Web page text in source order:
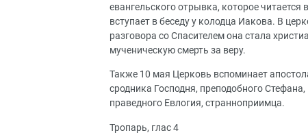
евангельского отрывка, которое
вступает в беседу у колодца Иакова. В
разговора со Спасителем она стала
мученическую смерть за веру.
Также 10 мая Церковь вспоминает
сродника Господня, преподобного
праведного Евлогия, странноприимца.
Тропарь, глас 4